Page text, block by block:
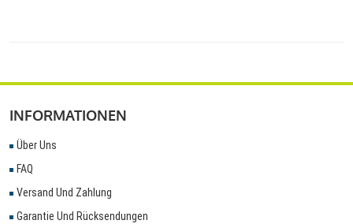
INFORMATIONEN
Über Uns
FAQ
Versand Und Zahlung
Garantie Und Rücksendungen